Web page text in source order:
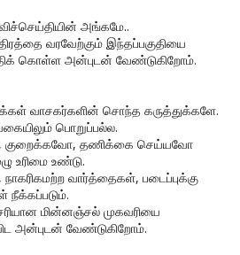
அங்கமே..
வரவேற்கும் இந்தப்பகுதியை
கொள்ள அன்புடன் வேண்டுகிறோம்.
வாசகர்களின் சொந்த கருத்துக்களே.
பொறுப்பல்ல.
குறைக்கவோ, தணிக்கை செய்யவோ
உரிமை உண்டு.
வார்த்தைகள், படைப்புக்கு
நீக்கப்படும்.
மின்னஞ்சல் முகவரியை
அன்புடன் வேண்டுகிறோம்.